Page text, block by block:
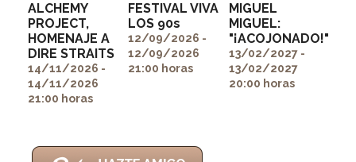
" alt=""
itemprop="image">
ALCHEMY
PROJECT,
HOMENAJE A
DIRE STRAITS
14/11/2026 -
14/11/2026
21:00 horas
" alt=""
itemprop="image">
FESTIVAL VIVA
LOS 90s
12/09/2026 -
12/09/2026
21:00 horas
" alt=""
itemprop="image">
MIGUEL
MIGUEL:
"¡ACOJONADO!"
13/02/2027 -
13/02/2027
20:00 horas